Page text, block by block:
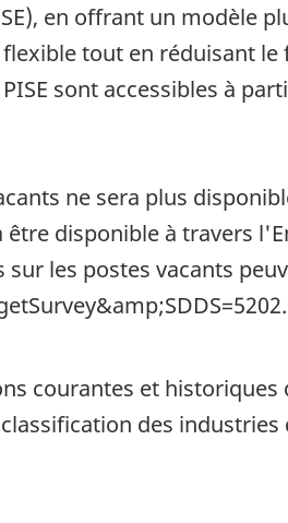
en offrant un modèle
tout en réduisant le
sont accessibles à
ne sera plus
disponible à travers
sur les postes vacants
courantes et
des